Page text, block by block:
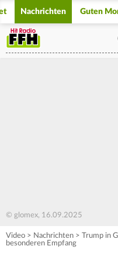
Nachrichten Guten
© glomex, 16.09.2025
Video > Nachrichten > Trump in
besonderen Empfang